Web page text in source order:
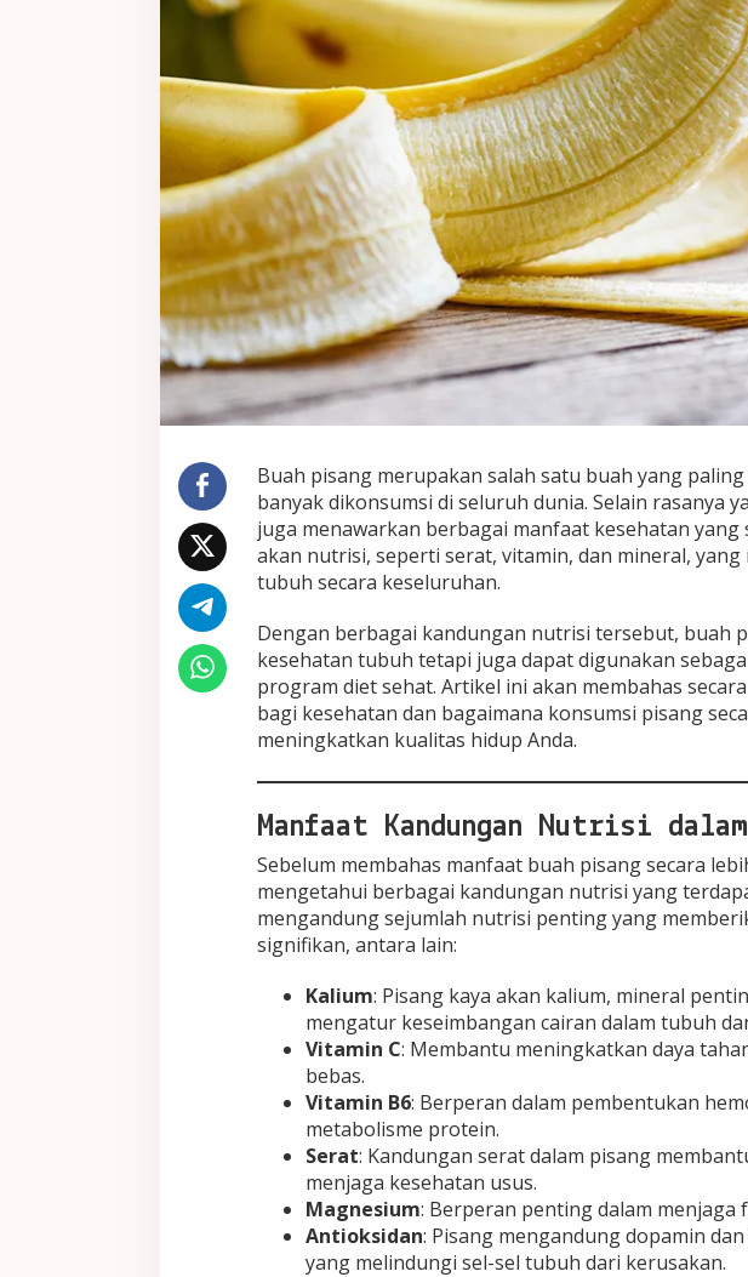
Buah pisang merupakan salah satu buah yang
banyak dikonsumsi di seluruh dunia. Selain rasanya
juga menawarkan berbagai manfaat kesehatan yang
akan nutrisi, seperti serat, vitamin, dan mineral,
tubuh secara keseluruhan.
Dengan berbagai kandungan nutrisi tersebut, buah
kesehatan tubuh tetapi juga dapat digunakan
program diet sehat. Artikel ini akan membahas
bagi kesehatan dan bagaimana konsumsi pisang
meningkatkan kualitas hidup Anda.
Manfaat Kandungan Nutrisi
Sebelum membahas manfaat buah pisang secara
mengetahui berbagai kandungan nutrisi yang
mengandung sejumlah nutrisi penting yang
signifikan, antara lain:
Kalium: Pisang kaya akan kalium, mineral
mengatur keseimbangan cairan dalam tubuh
Vitamin C: Membantu meningkatkan daya
bebas.
Vitamin B6: Berperan dalam pembentukan
metabolisme protein.
Serat: Kandungan serat dalam pisang
menjaga kesehatan usus.
Magnesium: Berperan penting dalam menjaga
Antioksidan: Pisang mengandung dopamin
yang melindungi sel-sel tubuh dari kerusakan.